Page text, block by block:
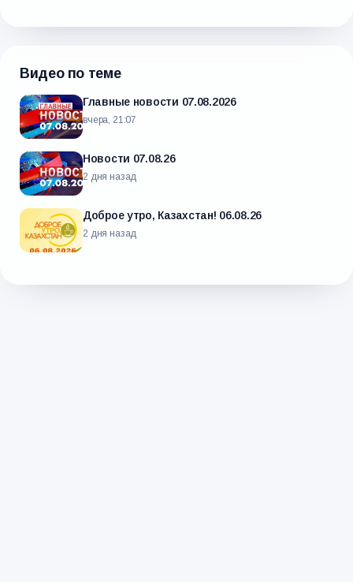
Видео по теме
Главные новости 07.08.2026
вчера, 21:07
Новости 07.08.26
2 дня назад
Доброе утро, Казахстан! 06.08.26
2 дня назад